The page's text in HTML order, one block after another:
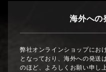
海外への
弊社オンラインショップにお
となっており、海外への発送
のほど、よろしくお願い申し